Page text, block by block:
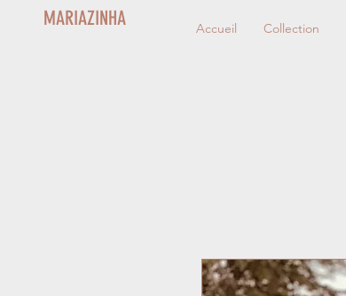
MARIAZINHA Accueil Collection